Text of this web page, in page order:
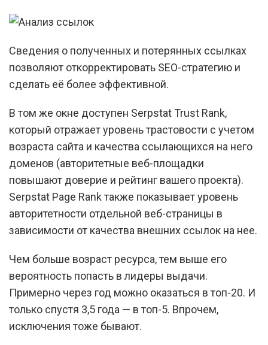
Сведения о полученных и потерянных ссылках
позволяют откорректировать SEO-стратегию и
сделать её более эффективной.
В том же окне доступен Serpstat Trust Rank,
который отражает уровень трастовости с учетом
возраста сайта и качества ссылающихся на него
доменов (авторитетные веб-площадки
повышают доверие и рейтинг вашего проекта).
Serpstat Page Rank также показывает уровень
авторитетности отдельной веб-страницы в
зависимости от качества внешних ссылок на нее.
Чем больше возраст ресурса, тем выше его
вероятность попасть в лидеры выдачи.
Примерно через год можно оказаться в топ-20. И
только спустя 3,5 года — в топ-5. Впрочем,
исключения тоже бывают.